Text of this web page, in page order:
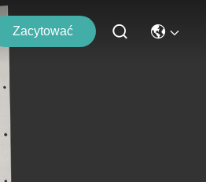
Zacytować